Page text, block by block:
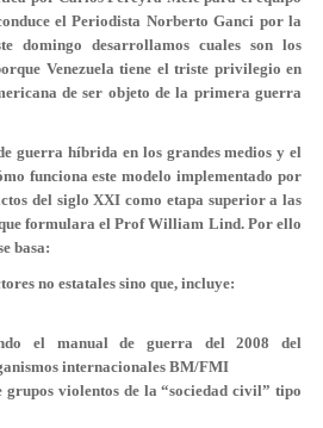
el Periodista Norberto Ganci por la
domingo desarrollamos cuales son los
Venezuela tiene el triste privilegio en
de ser objeto de la primera guerra
guerra híbrida en los grandes medios y el
funciona este modelo implementado por
del siglo XXI como etapa superior a las
formulara el Prof William Lind. Por ello
basa:
no estatales sino que, incluye:
el manual de guerra del 2008 del
internacionales BM/FMI
violentos de la “sociedad civil” tipo